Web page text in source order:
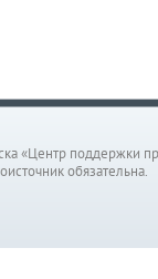
«Центр поддержки
обязательна.